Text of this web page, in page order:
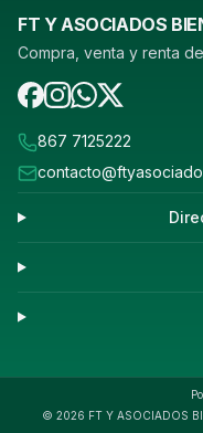
FT Y ASOCIADOS
Compra, venta y renta
867 7125222
© 2026 FT Y ASOCIADOS